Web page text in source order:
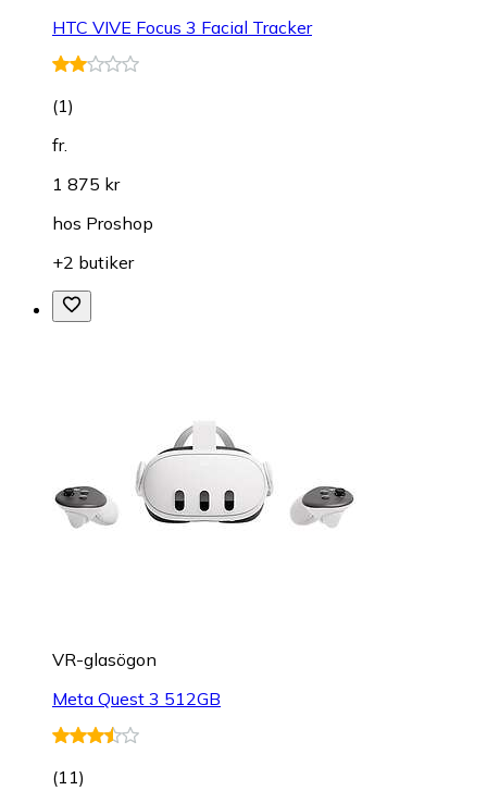
HTC VIVE Focus 3 Facial Tracker
(1)
fr.
1 875 kr
hos Proshop
+2 butiker
VR-glasögon
Meta Quest 3 512GB
(11)